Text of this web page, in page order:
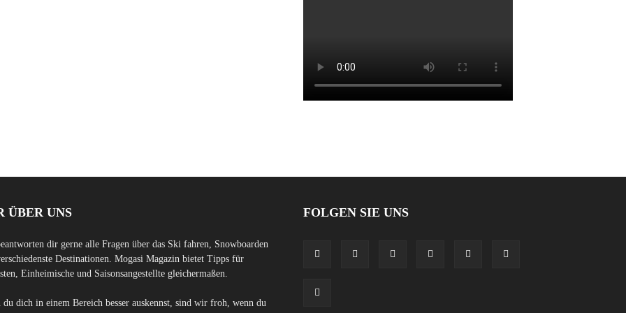
ÜBER UNS
dir gerne alle Fragen über das Ski fahren, Snowboarden
Destinationen. Mogasi Magazin bietet Tipps für
Einheimische und Saisonsangestellte gleichermaßen.
du dich in einem Bereich besser auskennst, sind wir froh, wenn du
FOLGEN SIE UNS